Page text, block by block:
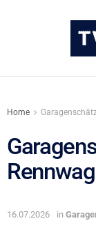
Home
16.07.2026 in